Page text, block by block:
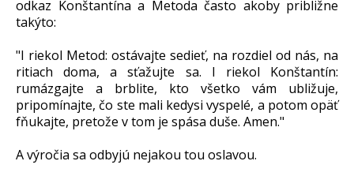
odkaz Konštantína a Metoda často akoby približne
takýto:
"I riekol Metod: ostávajte sedieť, na rozdiel od nás, na
ritiach doma, a sťažujte sa. I riekol Konštantín:
rumázgajte a brblite, kto všetko vám ubližuje,
pripomínajte, čo ste mali kedysi vyspelé, a potom opäť
fňukajte, pretože v tom je spása duše. Amen."
A výročia sa odbyjú nejakou tou oslavou.